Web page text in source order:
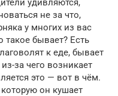
не за что,
у многих из вас
такое бывает? Есть
к еде, бывает
за чего возникает
это — вот в чём.
он кушает